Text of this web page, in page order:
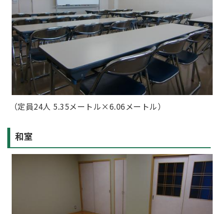
（定員24人 5.35メートル×6.06メートル）
和室